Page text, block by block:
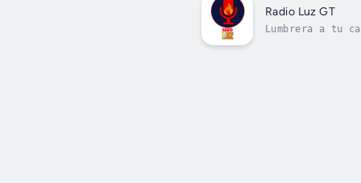
Radio Luz GT
Lumbrera a tu